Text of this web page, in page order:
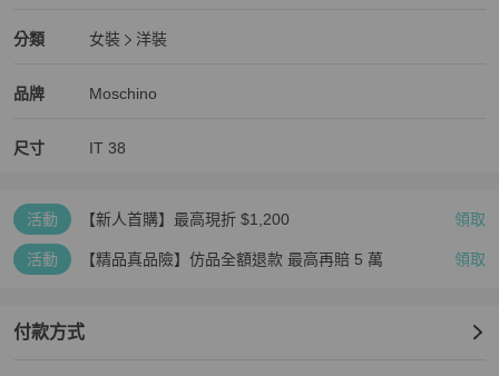
分類
Moschino 女裝分類資訊
女裝
洋裝
品牌
Moschino 精品女裝品牌介紹
Moschino
Moschino 推薦清單
尺寸 IT 38
活動 【新人首購】最高現折 $1,200 領取
活動 【精品真品險】仿品全額退款 最高再賠 5 萬 領取
付款方式